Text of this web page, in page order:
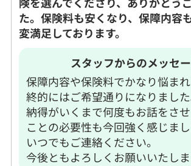
た。保険料も安くなり、保障内容
変満足しております。
スタッフからのメッセ
保障内容や保険料でかなり悩ま
終的にはご希望通りになりました
納得がいくまで何度もお話をさ
ことの必要性も今回強く感じまし
いつでもご連絡ください。
今後ともよろしくお願いいたしま